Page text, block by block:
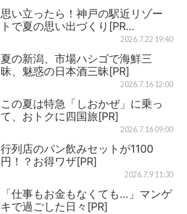
思い立ったら！神戸の駅近リゾー
トで夏の思い出づくり[PR…
2026.7.22 19:40
夏の新潟、市場ハシゴで海鮮三
昧、魅惑の日本酒三昧[PR]
2026.7.16 12:00
この夏は特急「しおかぜ」に乗っ
て、おトクに四国旅[PR]
2026.7.16 09:00
行列店のパン飲みセットが1100
円！？お得ワザ[PR]
2026.7.9 11:30
「仕事もお金もなくても…」マンゲ
キで過ごした日々[PR]